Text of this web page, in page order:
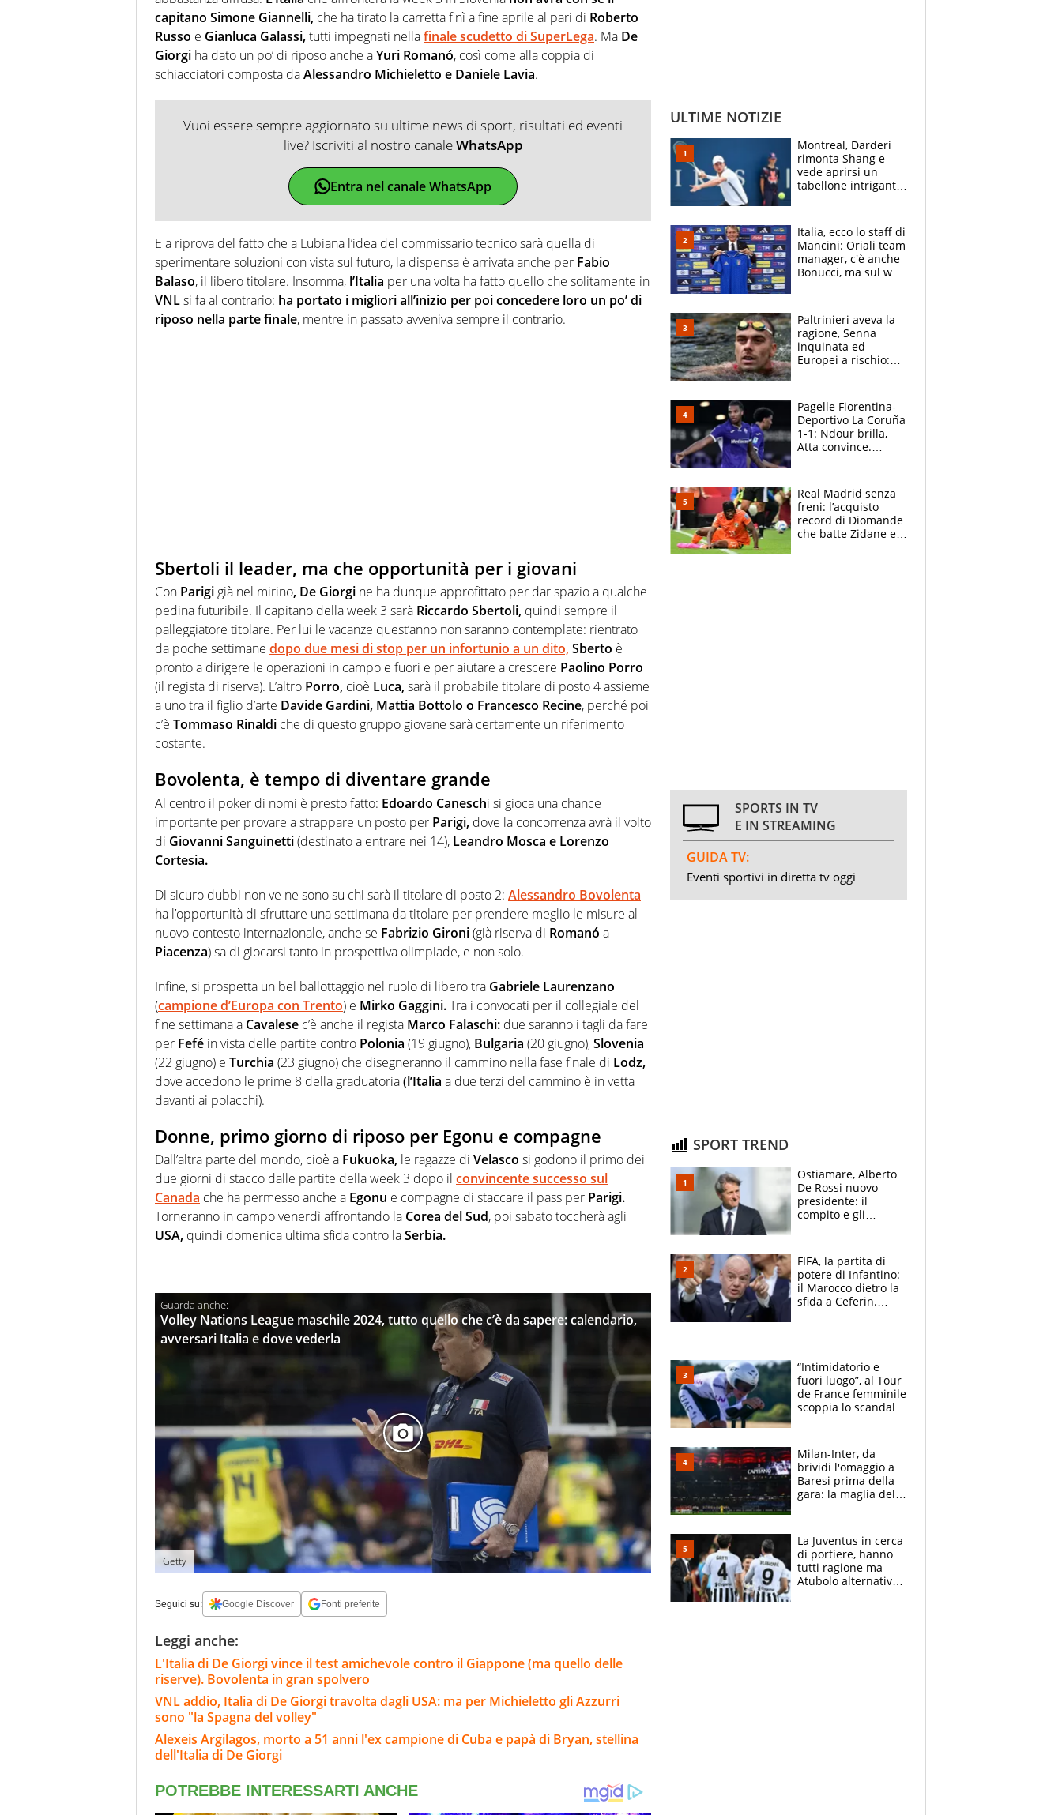
capitano Simone Giannelli, che ha tirato la carretta finì a fine aprile al pari di Roberto
Russo e Gianluca Galassi,tutti impegnati nellafinale scudetto di SuperLega. Ma De
Giorgi ha dato un po’ di riposo anche aYuri Romanó, così come alla coppia di
schiacciatori composta daAlessandro Michieletto e Daniele Lavia.
Vuoi essere sempre aggiornato su ultime news di sport, risultati ed eventi
live? Iscriviti al nostro canaleWhatsApp
Entra nel canale WhatsApp
E a riprova del fatto che a Lubiana l’idea del commissario tecnico sarà quella di
sperimentare soluzioni con vista sul futuro, la dispensa è arrivata anche per Fabio
Balaso, il libero titolare. Insomma, l’Italia per una volta ha fatto quello che solitamente in
VNLsi fa al contrario: ha portato i migliori all’inizio per poi concedere loro un po’ di
riposo nella parte finale, mentre in passato avveniva sempre il contrario.
Sbertoli il leader, ma che opportunità per i giovani
Con Parigi già nel mirino, De Giorgi ne ha dunque approfittato per dar spazio a qualche
pedina futuribile. Il capitano della week 3 sarà Riccardo Sbertoli, quindi sempre il
palleggiatore titolare. Per lui le vacanze quest’anno non saranno contemplate: rientrato
da poche settimane dopo due mesi di stop per un infortunio a un dito,Sberto è
pronto a dirigere le operazioni in campo e fuori e per aiutare a crescere Paolino Porro
(il regista di riserva). L’altro Porro, cioè Luca,sarà il probabile titolare di posto 4 assieme
a uno tra il figlio d’arte Davide Gardini, Mattia Bottolo o Francesco Recine, perché poi
c’è Tommaso Rinaldi che di questo gruppo giovane sarà certamente un riferimento
costante.
Bovolenta, è tempo di diventare grande
Al centro il poker di nomi è presto fatto: Edoardo Caneschi si gioca una chance
importante per provare a strappare un posto per Parigi, dove la concorrenza avrà il volto
di Giovanni Sanguinetti(destinato a entrare nei 14), Leandro Mosca e Lorenzo
Cortesia.
Di sicuro dubbi non ve ne sono su chi sarà il titolare di posto 2: Alessandro Bovolenta
ha l’opportunità di sfruttare una settimana da titolare per prendere meglio le misure al
nuovo contesto internazionale, anche se Fabrizio Gironi(già riserva di Romanó a
Piacenza) sa di giocarsi tanto in prospettiva olimpiade, e non solo.
Infine, si prospetta un bel ballottaggio nel ruolo di libero tra Gabriele Laurenzano
(campione d’Europa con Trento) e Mirko Gaggini.Tra i convocati per il collegiale del
fine settimana a Cavalese c’è anche il regista Marco Falaschi: due saranno i tagli da fare
per Fefé in vista delle partite contro Polonia (19 giugno), Bulgaria (20 giugno),Slovenia
(22 giugno) e Turchia (23 giugno) che disegneranno il cammino nella fase finale di Lodz,
dove accedono le prime 8 della graduatoria(l’Italia a due terzi del cammino è in vetta
davanti ai polacchi).
Donne, primo giorno di riposo per Egonu e compagne
Dall’altra parte del mondo, cioè a Fukuoka, le ragazze di Velasco si godono il primo dei
due giorni di stacco dalle partite della week 3 dopo il convincente successo sul
Canada che ha permesso anche a Egonu e compagne di staccare il pass per Parigi.
Torneranno in campo venerdì affrontando la Corea del Sud, poi sabato toccherà agli
USA, quindi domenica ultima sfida contro laSerbia.
Volley Nations League maschile 2024, tutto quello che c’è da sapere: calendario,
avversari Italia e dove vederla
Getty
Seguici su: Google Discover Fonti preferite
Leggi anche:
L'Italia di De Giorgi vince il test amichevole contro il Giappone (ma quello delle
riserve). Bovolenta in gran spolvero
VNL addio, Italia di De Giorgi travolta dagli USA: ma per Michieletto gli Azzurri
sono "la Spagna del volley"
Alexeis Argilagos, morto a 51 anni l'ex campione di Cuba e papà di Bryan, stellina
dell'Italia di De Giorgi
ULTIME NOTIZIE
Montreal, Darderi
rimonta Shang e
vede aprirsi un
tabellone intrigante:
felice del mio livello"
Italia, ecco lo staff di
Mancini: Oriali team
manager, c'è anche
Bonucci, ma sul web
Paltrinieri aveva la
ragione, Senna
inquinata ed
Europei a rischio:
adesso
Pagelle Fiorentina-
Deportivo La Coruña
1-1: Ndour brilla,
Atta convince.
Real Madrid senza
freni: l’acquisto
record di Diomande
che batte Zidane e
SPORTS IN TV
E IN STREAMING
GUIDA TV:
Eventi sportivi in diretta tv oggi
SPORT TREND
Ostiamare, Alberto
De Rossi nuovo
presidente: il
compito e gli
FIFA, la partita di
potere di Infantino:
il Marocco dietro la
sfida a Ceferin.
“Intimidatorio e
fuori luogo”, al Tour
de France femminile
scoppia lo scandalo:
atlete
Milan-Inter, da
brividi l'omaggio a
Baresi prima della
gara: la maglia del
La Juventus in cerca
di portiere, hanno
tutti ragione ma
Atubolo alternativa